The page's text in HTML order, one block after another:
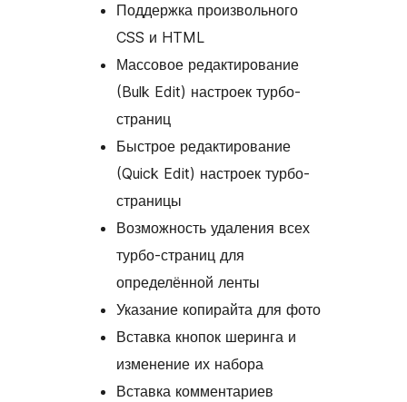
Поддержка произвольного
CSS и HTML
Массовое редактирование
(Bulk Edit) настроек турбо-
страниц
Быстрое редактирование
(Quick Edit) настроек турбо-
страницы
Возможность удаления всех
турбо-страниц для
определённой ленты
Указание копирайта для фото
Вставка кнопок шеринга и
изменение их набора
Вставка комментариев